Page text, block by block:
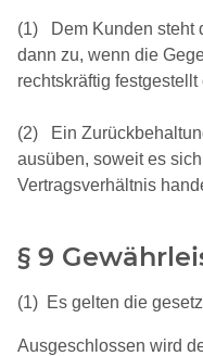
(1) Dem Kunden steht
dann zu, wenn die
rechtskräftig
(2) Ein
ausüben, soweit es
Vertragsverhältnis
§ 9
(1) Es gelten die
Ausgeschlossen wird